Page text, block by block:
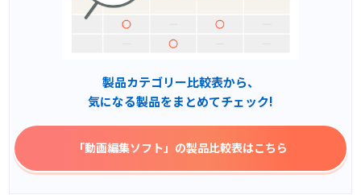
製品カテゴリー比較表から、
気になる製品をまとめてチェック!
「動画編集ソフト」 の製品比較表はこちら